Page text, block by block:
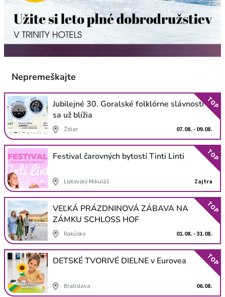
Nepremeškajte
Jubilejné 30. Goralské folklórne slávnosti
sa už blížia
Ždiar 07.08. - 09.08.
TOP
Festival čarovných bytostí Tinti Linti
Liptovský Mikuláš Zajtra
TOP
VEĽKÁ PRÁZDNINOVÁ ZÁBAVA NA
ZÁMKU SCHLOSS HOF
Rakúsko 01.08. - 31.08.
TOP
DETSKÉ TVORIVÉ DIELNE v Eurovea
Bratislava 06.08.
TOP